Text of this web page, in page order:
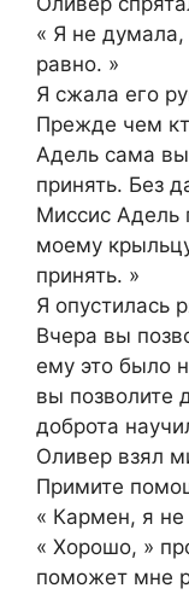
« Я не думала,
равно. »
Я сжала его
Прежде чем
Адель сама
принять. Без
Миссис Адель
моему
принять. »
Я опустилась
Вчера вы
ему это было
вы позволите
доброта
Оливер взял
Примите
« Кармен, я не
« Хорошо, »
поможет мне